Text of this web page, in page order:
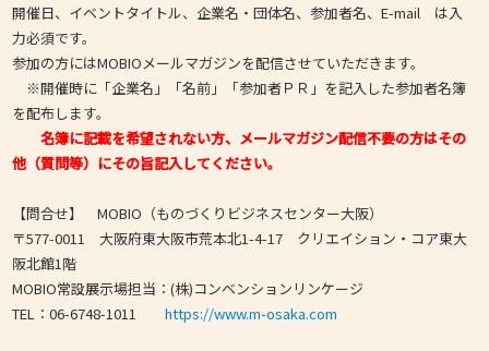
開催日、イベントタイトル、企業名・団体名、参加者名、E-mail は入
力必須です。
参加の方にはMOBIOメールマガジンを配信させていただきます。
※開催時に「企業名」「名前」「参加者ＰＲ」を記入した参加者名簿
を配布します。
名簿に記載を希望されない方、メールマガジン配信不要の方はその
他（質問等）にその旨記入してください。
【問合せ】 MOBIO（ものづくりビジネスセンター大阪）
〒577-0011 大阪府東大阪市荒本北1-4-17 クリエイション・コア東大
阪北館1階
MOBIO常設展示場担当：(株)コンベンションリンケージ
TEL：06-6748-1011https://www.m-osaka.com